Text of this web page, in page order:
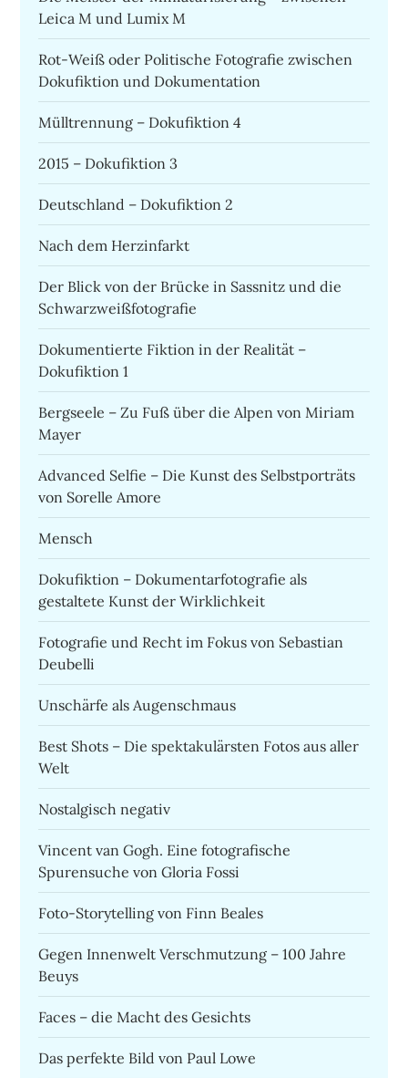
Leica M und Lumix M
Rot-Weiß oder Politische Fotografie zwischen
Dokufiktion und Dokumentation
Mülltrennung – Dokufiktion 4
2015 – Dokufiktion 3
Deutschland – Dokufiktion 2
Nach dem Herzinfarkt
Der Blick von der Brücke in Sassnitz und die
Schwarzweißfotografie
Dokumentierte Fiktion in der Realität –
Dokufiktion 1
Bergseele – Zu Fuß über die Alpen von Miriam
Mayer
Advanced Selfie – Die Kunst des Selbstporträts
von Sorelle Amore
Mensch
Dokufiktion – Dokumentarfotografie als
gestaltete Kunst der Wirklichkeit
Fotografie und Recht im Fokus von Sebastian
Deubelli
Unschärfe als Augenschmaus
Best Shots – Die spektakulärsten Fotos aus aller
Welt
Nostalgisch negativ
Vincent van Gogh. Eine fotografische
Spurensuche von Gloria Fossi
Foto-Storytelling von Finn Beales
Gegen Innenwelt Verschmutzung – 100 Jahre
Beuys
Faces – die Macht des Gesichts
Das perfekte Bild von Paul Lowe